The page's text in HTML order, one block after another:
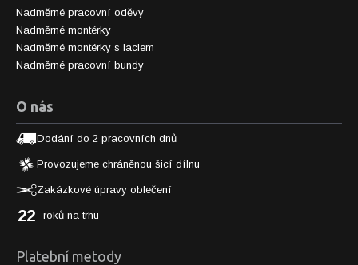
Nadměrné pracovní oděvy
Nadměrné montérky
Nadměrné montérky s laclem
Nadměrné pracovní bundy
O nás
Dodání do 2 pracovních dnů
Provozujeme chráněnou šicí dílnu
Zakázkové úpravy oblečení
22 roků na trhu
Platební metody